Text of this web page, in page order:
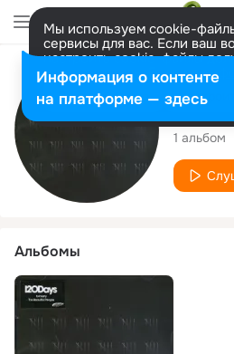
Мы используем cookie-
сервисы для вас. Если ваш
настроить cookie-файлы
представитель. Больше
Разрешить все Настроить
120
1 альбом
Альбомы
Информация о контенте
на платформе — здесь